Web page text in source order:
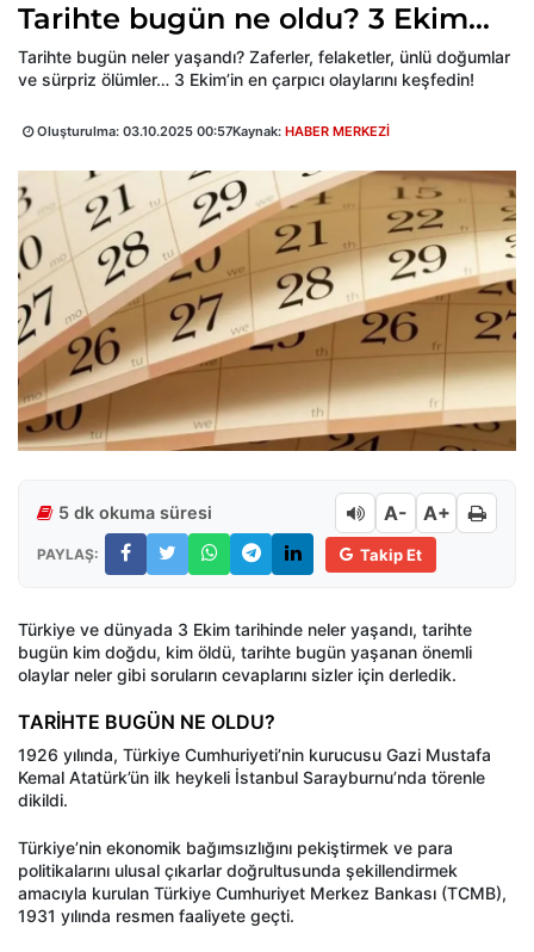
Tarihte bugün ne oldu? 3 Ekim…
Tarihte bugün neler yaşandı? Zaferler, felaketler, ünlü doğumlar
ve sürpriz ölümler… 3 Ekim’in en çarpıcı olaylarını keşfedin!
Oluşturulma: 03.10.2025 00:57Kaynak: HABER MERKEZİ
5 dk okuma süresi A- A+
PAYLAŞ: Takip Et
Türkiye ve dünyada 3 Ekim tarihinde neler yaşandı, tarihte
bugün kim doğdu, kim öldü, tarihte bugün yaşanan önemli
olaylar neler gibi soruların cevaplarını sizler için derledik.
TARİHTE BUGÜN NE OLDU?
1926 yılında, Türkiye Cumhuriyeti’nin kurucusu Gazi Mustafa
Kemal Atatürk’ün ilk heykeli İstanbul Sarayburnu’nda törenle
dikildi.
Türkiye’nin ekonomik bağımsızlığını pekiştirmek ve para
politikalarını ulusal çıkarlar doğrultusunda şekillendirmek
amacıyla kurulan Türkiye Cumhuriyet Merkez Bankası (TCMB),
1931 yılında resmen faaliyete geçti.